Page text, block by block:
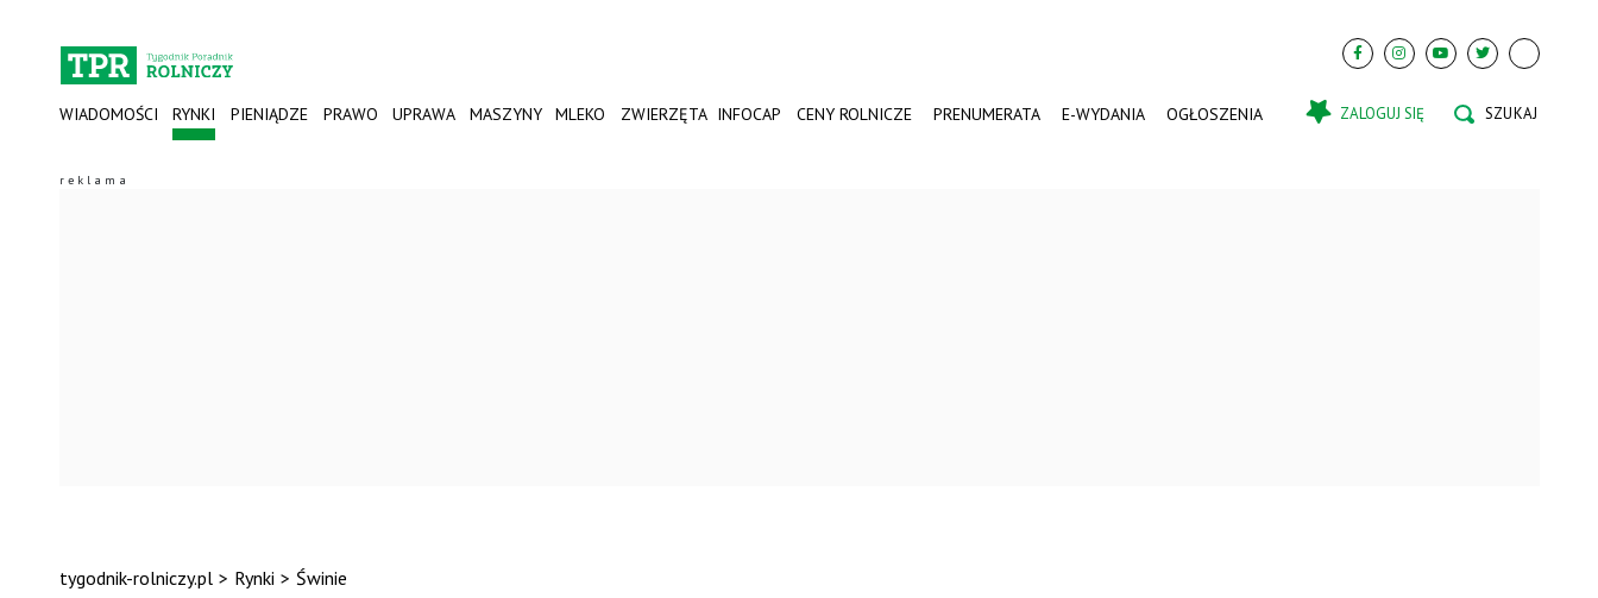
WIADOMOŚCI RYNKI PIENIĄDZE PRAWO UPRAWA MASZYNY MLEKO ZWIERZĘTA INFOCAP CENY ROLNICZE PRENUMERATA E-WYDANIA OGŁOSZENIA ZALOGUJ SIĘ
tygodnik-rolniczy.pl > Rynki > Świnie